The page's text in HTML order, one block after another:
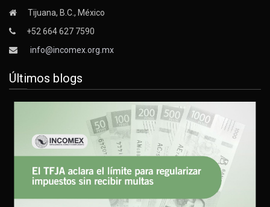
Tijuana, B.C., México
+52 664 627 7590
info@incomex.org.mx
Últimos blogs